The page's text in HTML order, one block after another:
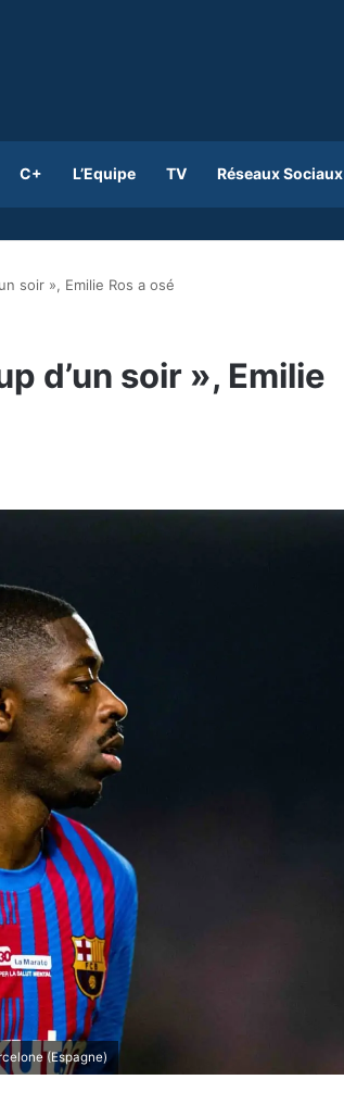
C+ L’Equipe TV Réseaux Sociaux
soir », Emilie Ros a osé
d’un soir », Emilie
(Espagne)